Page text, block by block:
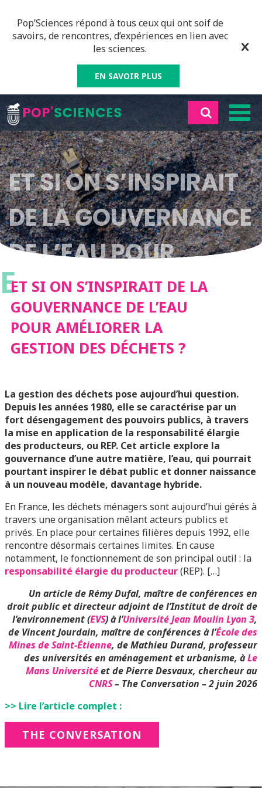
Pop’Sciences répond à tous ceux qui ont soif de
savoirs, de rencontres, d’expériences en lien avec
les sciences.
EN SAVOIR PLUS
ET SI ON S’INSPIRAIT
DE LA GOUVERNANCE
DE L’EAU POUR
AMÉLIORER LA
GESTION DES
DÉCHETS ?
EET SI ON S’INSPIRAIT DE LA
GOUVERNANCE DE L’EAU
POUR AMÉLIORER LA
GESTION DES DÉCHETS ?
La gestion des déchets pose aujourd’hui question.
Depuis les années 1980, elle se caractérise par un
fort désengagement des pouvoirs publics, à travers
la mise en application de la responsabilité élargie
des producteurs, ou REP. Cet article explore la
gouvernance d’une autre matière, l’eau, qui pourrait
pourtant inspirer le débat public et donner naissance
à un nouveau modèle, davantage hybride.
En France, les déchets ménagers sont aujourd’hui gérés à
travers une organisation mêlant acteurs publics et
privés. En place pour certaines filières depuis 1992, elle
rencontre désormais certaines limites. En cause
notamment, le fonctionnement de son principal outil : la
responsabilité élargie du producteur(REP). […]
Un article de Rémy Dufal, maître de conférences en
droit public et directeur adjoint de l’Institut de droit de
l’environnement (EVS) à l’Université Jean Moulin Lyon 3,
de Vincent Jourdain, maître de conférences à l’École des
Mines de Saint-Étienne, de Mathieu Durand, professeur
des universités en aménagement et urbanisme, àLe
Mans Universitéet de Pierre Desvaux, chercheur au
CNRS– The Conversation – 2 juin 2026
>> Lire l’article complet :
THE CONVERSATION